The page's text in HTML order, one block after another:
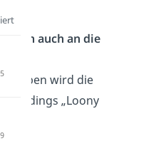
dich auch an die
wird die
allerdings „Loony